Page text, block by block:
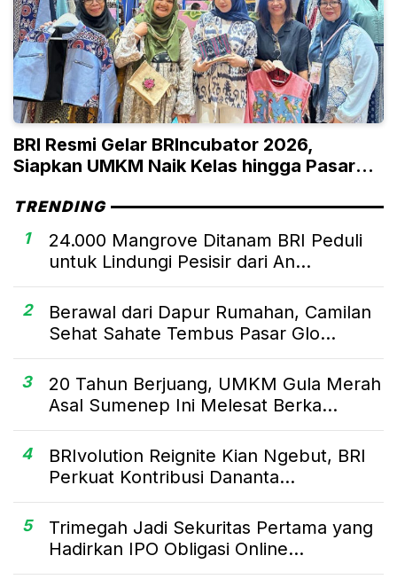
BRI Resmi Gelar BRIncubator 2026,
Siapkan UMKM Naik Kelas hingga Pasar
TRENDING
1
24.000 Mangrove Ditanam BRI Peduli
untuk Lindungi Pesisir dari An...
2
Berawal dari Dapur Rumahan, Camilan
Sehat Sahate Tembus Pasar Glo...
3
20 Tahun Berjuang, UMKM Gula Merah
Asal Sumenep Ini Melesat Berka...
4
BRIvolution Reignite Kian Ngebut, BRI
Perkuat Kontribusi Dananta...
5
Trimegah Jadi Sekuritas Pertama yang
Hadirkan IPO Obligasi Online...